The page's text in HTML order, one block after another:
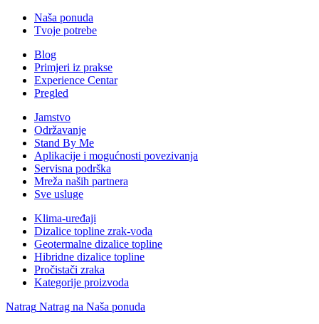
Naša ponuda
Tvoje potrebe
Blog
Primjeri iz prakse
Experience Centar
Pregled
Jamstvo
Održavanje
Stand By Me
Aplikacije i mogućnosti povezivanja
Servisna podrška
Mreža naših partnera
Sve usluge
Klima-uređaji
Dizalice topline zrak-voda
Geotermalne dizalice topline
Hibridne dizalice topline
Pročistači zraka
Kategorije proizvoda
Natrag Natrag na Naša ponuda